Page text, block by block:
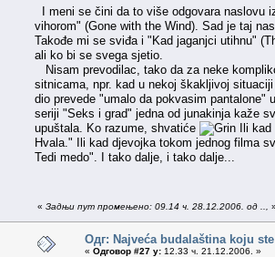
I meni se čini da to više odgovara naslovu
vihorom" (Gone with the Wind). Sad je taj
Takođe mi se sviđa i "Kad jaganjci utihnu"
ali ko bi se svega sjetio.
Nisam prevodilac, tako da za neke
sitnicama, npr. kad u nekoj škakljivoj
dio prevede "umalo da pokvasim
seriji "Seks i grad" jedna od junakinja kaže
upuštala. Ko razume, shvatiće
Ili kad
Hvala." Ili kad djevojka tokom jednog filma
Tedi medo". I tako dalje, i tako dalje...
« Задњи пут промењено: 09.14 ч. 28.12.2006. од ..,
Одг: Najveća budalaština koju
« Одговор #27 у: 12.33 ч. 21.12.2006. »